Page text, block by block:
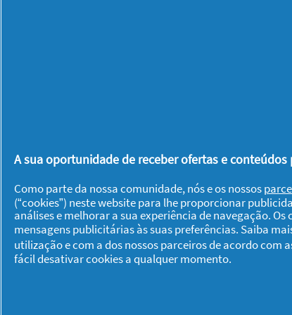
O que lhe parecem estas duas
coco experimente as duas
costuma preparar este bolo de
Já fica com mais estas duas
bolos de iogurte! Gostou deste
A sua oportunidade de receber ofertas e
Como parte da nossa comunidade, nós e os nossos
(“cookies”) neste website para lhe proporcionar
análises e melhorar a sua experiência de navegação.
mensagens publicitárias às suas preferências. Saiba
utilização e com a dos nossos parceiros de acordo com
fácil desativar cookies a qualquer momento.